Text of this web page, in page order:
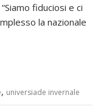
fiduciosi e ci
la nazionale
, universiade invernale